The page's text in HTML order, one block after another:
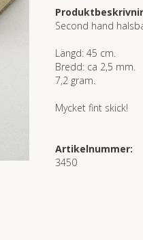
Second hand
Längd: 45 cm.
Bredd: ca 2,5 mm.
7,2 gram.
Mycket fint skick!
Artikelnummer:
3450